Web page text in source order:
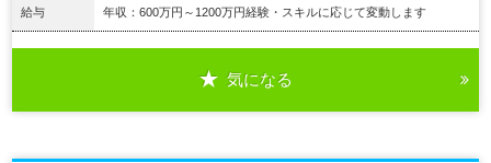
給与 年収：600万円～1200万円経験・スキルに応じて変動します
気になる